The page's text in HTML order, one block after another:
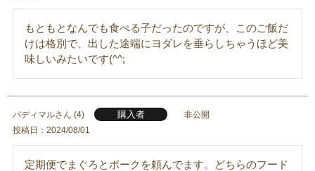
もともとなんでも食べる子だったのですが、このご飯だ
けは格別で、出した途端にヨダレを垂らしちゃうほど美
味しいみたいです(^^;
バディマル 4 購入者
非公開
投稿日
2024/08/01
定期便でまぐろとポークを頼んでます。どちらのフード